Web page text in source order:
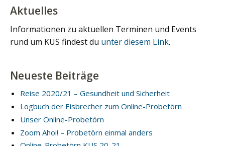
Aktuelles
Informationen zu aktuellen Terminen und Events
rund um KUS findest du unter diesem Link.
Neueste Beiträge
Reise 2020/21 – Gesundheit und Sicherheit
Logbuch der Eisbrecher zum Online-Probetörn
Unser Online-Probetörn
Zoom Ahoi! – Probetörn einmal anders